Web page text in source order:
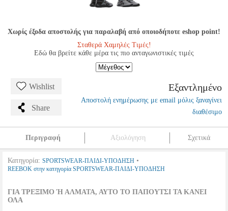
Χωρίς έξοδα αποστολής για παραλαβή από οποιοδήποτε eshop point!
Σταθερά Χαμηλές Τιμές!
Εδώ θα βρείτε κάθε μέρα τις πιο ανταγωνιστικές τιμές
Wishlist
Share
Εξαντλημένο
Αποστολή ενημέρωσης με email μόλις ξαναγίνει
διαθέσιμο
Περιγραφή Αξιολόγηση Σχετικά
Κατηγορία: SPORTSWEAR-ΠΑΙΔΙ-ΥΠΟΔΗΣΗ •
REEBOK στην κατηγορία SPORTSWEAR-ΠΑΙΔΙ-ΥΠΟΔΗΣΗ
ΓΙΑ ΤΡΕΞΙΜΟ Ή ΑΛΜΑΤΑ, ΑΥΤΟ ΤΟ ΠΑΠΟΥΤΣΙ ΤΑ ΚΑΝΕΙ
ΟΛΑ